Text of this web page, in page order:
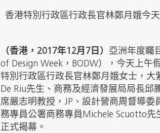
香港特別行政區行政長官林鄭月娥今
（香港，2017年12月7日） 亞洲年度矚
of Design Week，BODW），今天上
特別行政區行政長官林鄭月娥女士，大
De Riu先生、商務及經濟發展局局長邱
席嚴志明教授，JP、設計營商周督導
務專員公署商務專員Michele Scuotto
正式揭幕。